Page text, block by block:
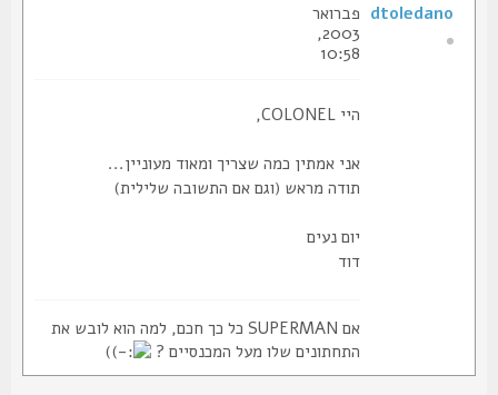
פברואר
2003,
10:58
אני אמתין כמה שצריך ומאוד מעוניין...
תודה מראש (וגם אם התשובה שלילית)
יום נעים
אם SUPERMAN כל כך חכם, למה הוא לובש את
התחתונים שלו מעל המכנסיים ?
)
dtoledano